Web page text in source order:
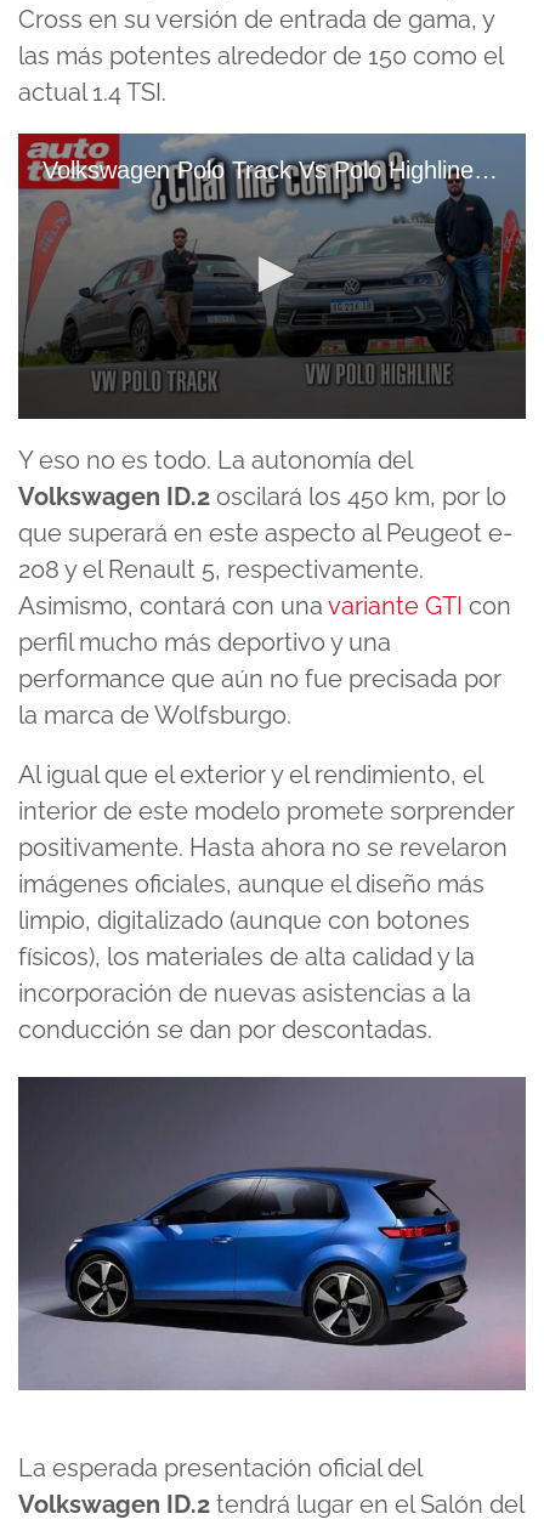
Cross en su versión de entrada de gama, y
las más potentes alrededor de 150 como el
actual 1.4 TSI.
Volkswagen Polo Track Vs Polo Highline ¿Qué Versión Me Compro
seconds
of
4
minutes,
43
seconds
Y eso no es todo. La autonomía del
Volkswagen ID.2 oscilará los 450 km, por lo
que superará en este aspecto al Peugeot e-
208 y el Renault 5, respectivamente.
Asimismo, contará con una variante GTI con
perfil mucho más deportivo y una
performance que aún no fue precisada por
la marca de Wolfsburgo.
Al igual que el exterior y el rendimiento, el
interior de este modelo promete sorprender
positivamente. Hasta ahora no se revelaron
imágenes oficiales, aunque el diseño más
limpio, digitalizado (aunque con botones
físicos), los materiales de alta calidad y la
incorporación de nuevas asistencias a la
conducción se dan por descontadas.
La esperada presentación oficial del
Volkswagen ID.2 tendrá lugar en el Salón del